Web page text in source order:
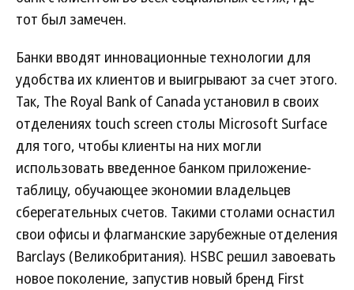
тот был замечен.
Банки вводят инновационные технологии для
удобства их клиентов и выигрывают за счет этого.
Так, The Royal Bank of Canada установил в своих
отделениях touch screen столы Microsoft Surface
для того, чтобы клиенты на них могли
использовать введенное банком приложение-
таблицу, обучающее экономии владельцев
сберегательных счетов. Такими столами оснастил
свои офисы и флагманские зарубежные отделения
Barclays (Великобритания). HSBC решил завоевать
новое поколение, запустив новый бренд First